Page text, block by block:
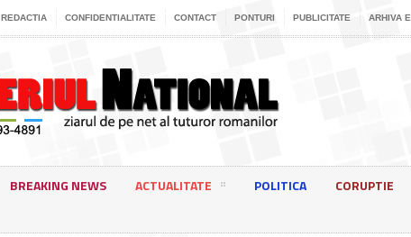
REDACTIA CONFIDENTIALITATE CONTACT PONTURI PUBLICITATE ARHIVA
BREAKING NEWS ACTUALITATE POLITICA CORUPTIE